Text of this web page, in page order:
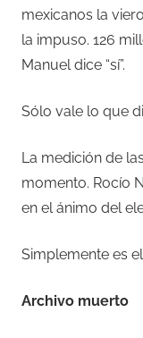
mexicanos la
la impuso. 126
Manuel dice “sí”.
Sólo vale lo que
La medición de
momento. Rocío
en el ánimo del
Simplemente es
Archivo muerto